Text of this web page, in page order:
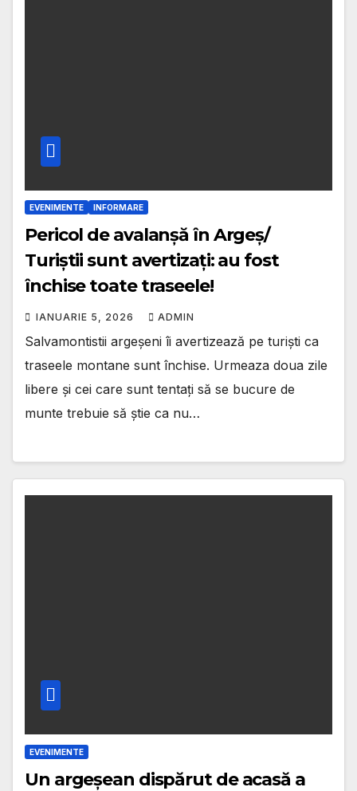
EVENIMENTE INFORMARE
Pericol de avalanșă în Argeș/
Turiștii sunt avertizați: au fost
închise toate traseele!
IANUARIE 5, 2026 ADMIN
Salvamontistii argeșeni îi avertizează pe turiști ca
traseele montane sunt închise. Urmeaza doua zile
libere și cei care sunt tentați să se bucure de
munte trebuie să știe ca nu…
EVENIMENTE
Un argeșean dispărut de acasă a